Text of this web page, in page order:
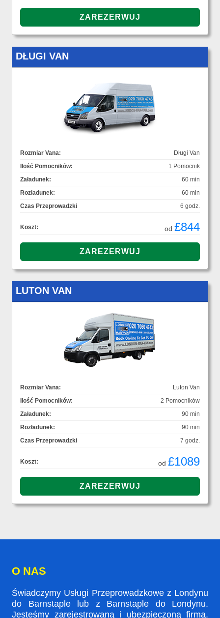
DŁUGI VAN
Rozmiar Vana:
Długi Van
Ilość Pomocników:
1 Pomocnik
Załadunek:
60 min
Rozładunek:
60 min
Czas Przeprowadzki
6 godz.
Koszt: od £844
LUTON VAN
Rozmiar Vana:
Luton Van
Ilość Pomocników:
2 Pomocników
Załadunek:
90 min
Rozładunek:
90 min
Czas Przeprowadzki
7 godz.
Koszt: od £1089
O NAS
Świadczymy Usługi Przeprowadzkowe z Londynu
do Barnstaple lub z Barnstaple do Londynu.
Jesteśmy zarejestrowaną i ubezpieczoną firmą.